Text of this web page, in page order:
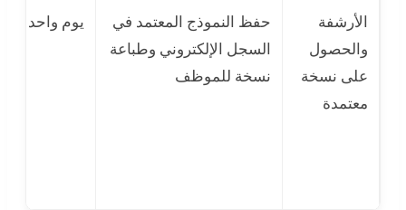
الأرشفة
والحصول
على نسخة
معتمدة
حفظ النموذج المعتمد في
السجل الإلكتروني وطباعة
نسخة للموظف
يوم واحد